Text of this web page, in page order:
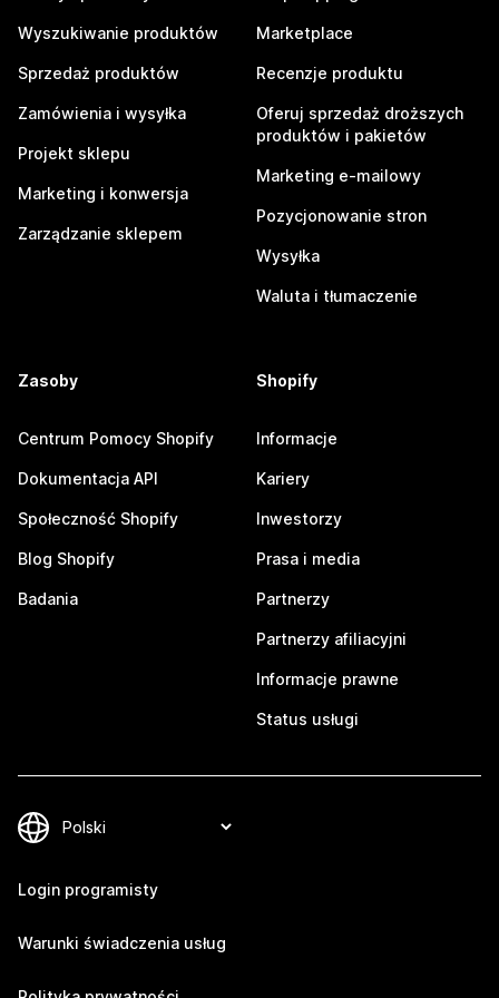
Wyszukiwanie produktów
Sprzedaż produktów
Zamówienia i wysyłka
Projekt sklepu
Marketing i konwersja
Zarządzanie sklepem
Marketplace
Recenzje produktu
Oferuj sprzedaż droższych
produktów i pakietów
Marketing e-mailowy
Pozycjonowanie stron
Wysyłka
Waluta i tłumaczenie
Zasoby
Centrum Pomocy Shopify
Dokumentacja API
Społeczność Shopify
Blog Shopify
Badania
Shopify
Informacje
Kariery
Inwestorzy
Prasa i media
Partnerzy
Partnerzy afiliacyjni
Informacje prawne
Status usługi
Login programisty
Warunki świadczenia usług